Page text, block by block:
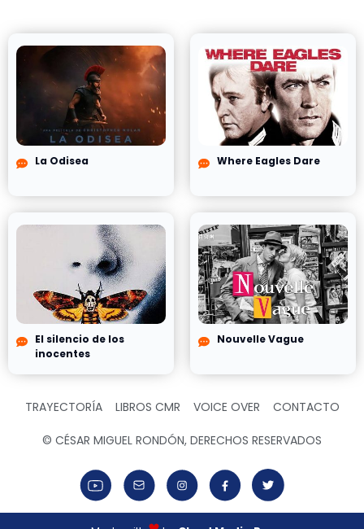
La Odisea Where Eagles Dare
El silencio de los
inocentes
Nouvelle Vague
TRAYECTORÍA LIBROS CMR VOICE OVER CONTACTO
© CÉSAR MIGUEL RONDÓN, DERECHOS RESERVADOS